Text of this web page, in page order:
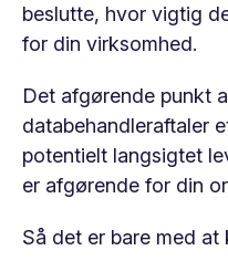
beslutte, hvor vigtig
for din virksomhed.
Det afgørende punkt
databehandleraftaler
potentielt langsigtet
er afgørende for din
Så det er bare med at